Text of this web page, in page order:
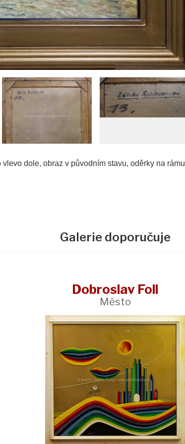
dole, obraz v původním stavu, oděrky na rámu
Galerie doporučuje
Dobroslav Foll
Město